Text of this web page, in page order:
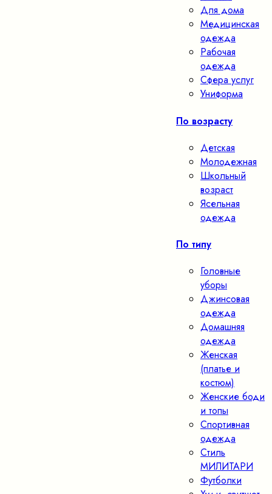
Для дома
Медицинская
одежда
Рабочая
одежда
Сфера услуг
Униформа
По возрасту
Детская
Молодежная
Школьный
возраст
Ясельная
одежда
По типу
Головные
уборы
Джинсовая
одежда
Домашняя
одежда
Женская
(платье и
костюм)
Женские боди
и топы
Спортивная
одежда
Стиль
МИЛИТАРИ
Футболки